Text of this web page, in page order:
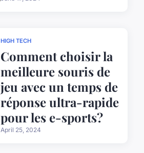
HIGH TECH
Comment choisir la
meilleure souris de
jeu avec un temps de
réponse ultra-rapide
pour les e-sports?
April 25, 2024